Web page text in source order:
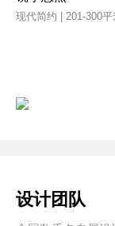
现代简约 | 201-300
设计团队